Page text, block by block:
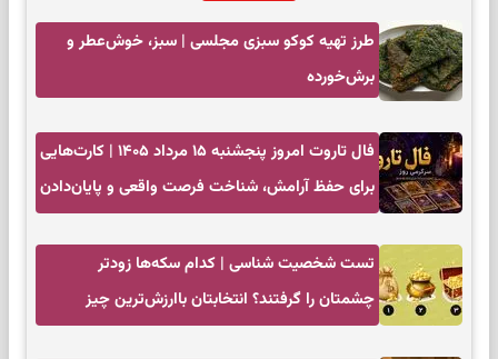
طرز تهیه کوکو سبزی مجلسی | سبز، خوش‌عطر و
برش‌خورده
فال تاروت امروز پنجشنبه ۱۵ مرداد ۱۴۰۵ | کارت‌هایی
برای حفظ آرامش، شناخت فرصت واقعی و پایان‌دادن
تست شخصیت شناسی | کدام سکه‌ها زودتر
چشمتان را گرفتند؟ انتخابتان باارزش‌ترین چیز